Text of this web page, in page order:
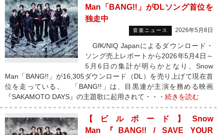
Man「BANG!!」がDLソング首位を
独走中
音楽ニュース 2026年5月8日
GfK/NIQ Japanによるダウンロード・
ソング売上レポートから2026年5月4日～
5月6日の集計が明らかとなり、Snow
Man「BANG!!」が16,305ダウンロード（DL）を売り上げて現在首
位を走っている。 「BANG!!」は、目黒連が主演を務める映画
『SAKAMOTO DAYS』の主題歌に起用されて・・・ 続きを読む
【ビルボード】Snow
Man『BANG!! / SAVE YOUR